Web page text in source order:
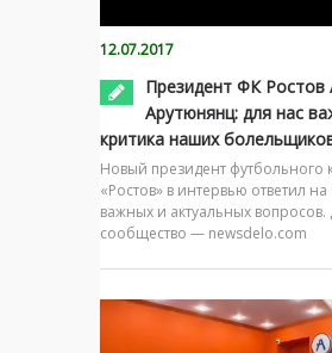
12.07.2017
Президент ФК Ростов
Арутюнянц: для нас
критика наших
Новый президент футбольного
«Ростов» в интервью ответил
важных и актуальных вопросов.
сообщество — newsdelo.com